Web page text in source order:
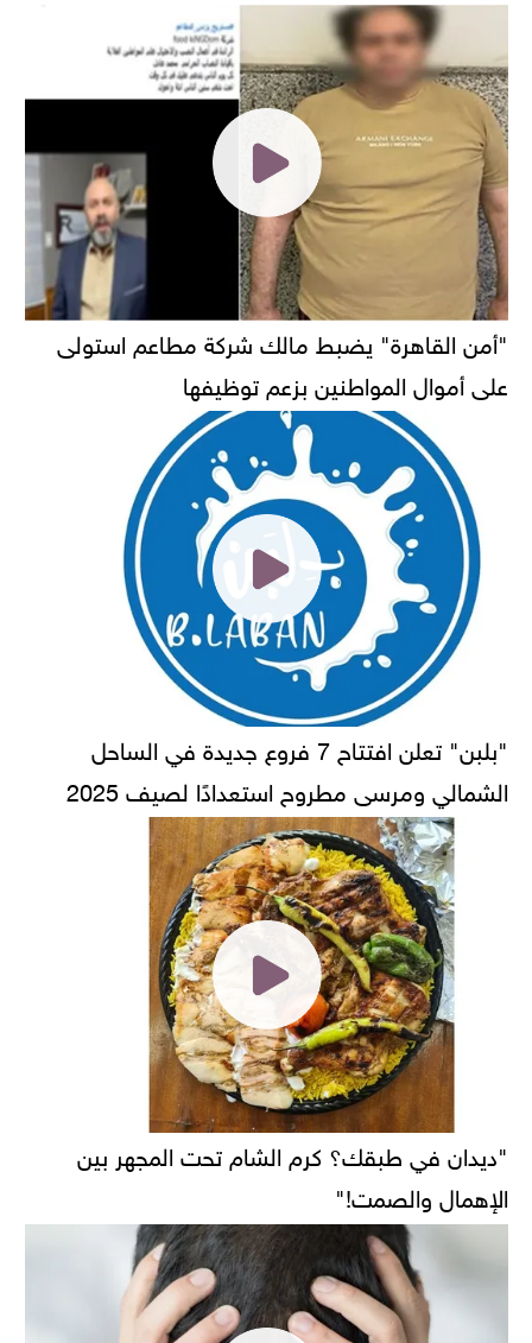
"أمن القاهرة" يضبط مالك شركة مطاعم استولى
على أموال المواطنين بزعم توظيفها
"بلبن" تعلن افتتاح 7 فروع جديدة في الساحل
الشمالي ومرسى مطروح استعدادًا لصيف 2025
"ديدان في طبقك؟ كرم الشام تحت المجهر بين
الإهمال والصمت!"